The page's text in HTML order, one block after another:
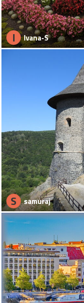
I Ivana-S
S samuraj